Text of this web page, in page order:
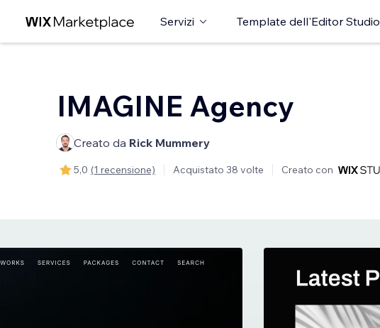
Servizi Template dell'Editor Studio
IMAGINE Agency
Creato da Rick Mummery
5,0 (1 recensione) Acquistato 38 volte Creato con